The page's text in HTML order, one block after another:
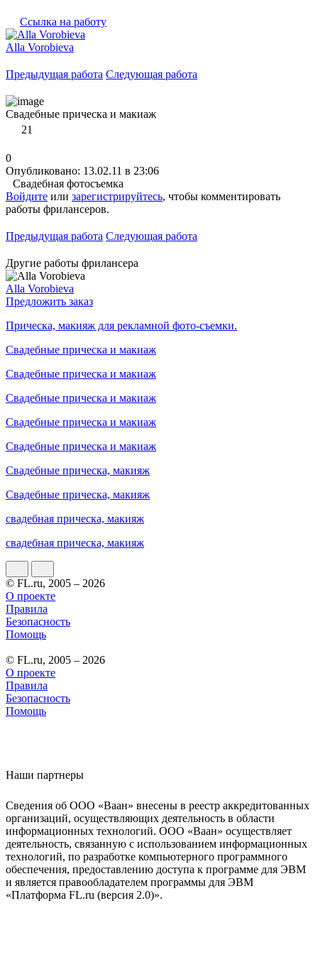
Ссылка на работу
Alla Vorobieva
Предыдущая работа Следующая работа
Свадебные прическа и макиаж
21
0
Опубликовано: 13.02.11 в 23:06
Свадебная фотосъемка
Войдите или зарегистрируйтесь, чтобы комментировать
работы фрилансеров.
Предыдущая работа Следующая работа
Другие работы фрилансера
Alla Vorobieva
Предложить заказ
Прическа, макияж для рекламной фото-съемки.
Свадебные прическа и макиаж
Свадебные прическа и макиаж
Свадебные прическа и макиаж
Свадебные прическа и макиаж
Свадебные прическа и макиаж
Свадебные прическа, макияж
Свадебные прическа, макияж
свадебная прическа, макияж
свадебная прическа, макияж
© FL.ru, 2005 – 2026
О проекте
Правила
Безопасность
Помощь
© FL.ru, 2005 – 2026
О проекте
Правила
Безопасность
Помощь
Наши партнеры
Сведения об ООО «Ваан» внесены в реестр аккредитованных
организаций, осуществляющих деятельность в области
информационных технологий. ООО «Ваан» осуществляет
деятельность, связанную с использованием информационных
технологий, по разработке компьютерного программного
обеспечения, предоставлению доступа к программе для ЭВМ
и является правообладателем программы для ЭВМ
«Платформа FL.ru (версия 2.0)».